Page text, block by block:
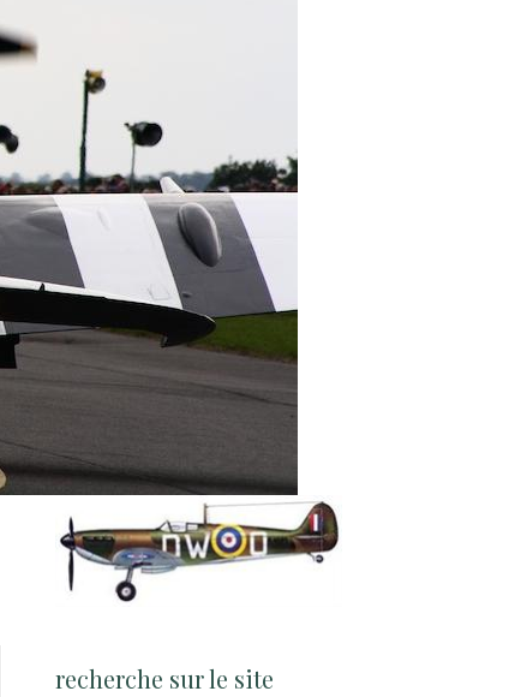
recherche sur le site